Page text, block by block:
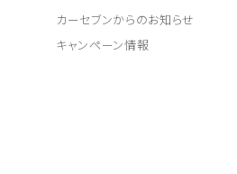
カーセブンからのお知らせ
キャンペーン情報